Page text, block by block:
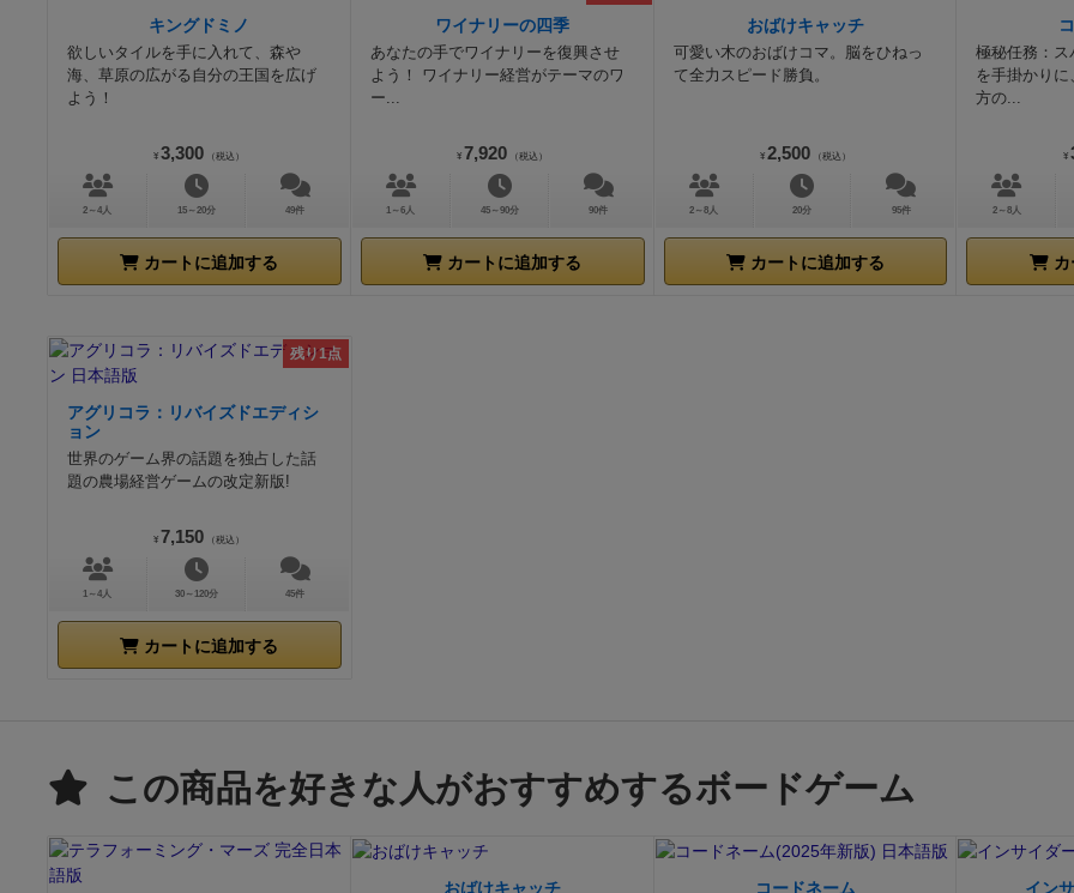
判定は、カードプレイによってお互いに出目を変えたりでき
したり、追い討ちをかけたりできるわけです。
うん、非常に
相手のゲームこそやっぱりこうでなくちゃ。
「じゃあ私ね
「きゃー何で私なの⁈」
私、いま店長1人だけなんだよ！」
「本当だ、オーブン3台
る。ワンオペってすごいな（笑）」「それでもとりあえず金
のよ〜♪えい、…（互いにコロコロ）。」
「う〜ダメか…。
この『オートリーズ』を出して２のサイコロをひっくり返し
「きゃー、嫌だー！このカードで《サイコロ＋２！これで
が勝負事の《熱さ》になるのです。（決して嫌ではない）
ても、それもまた充実感です。この白熱感は、ソロ風味のゲ
なか味わえない醍醐味なのです。（もちろん攻撃の《タイ
キングドミノ
欲しいタイルを手に入れて、森や
海、草原の広がる自分の王国を広げ
よう！
¥ 3,300 （税込）
2～4人 15～20分 49件
カートに追加する
ワイナリーの四季
あなたの手でワイナリーを復興させ
よう！ ワイナリー経営がテーマのワ
ー...
¥ 7,920 （税込）
1～6人 45～90分 90件
カートに追加する
おばけキャッチ
可愛い木のおばけコマ。脳をひねっ
て全力スピード勝負。
¥ 2,500 （税込）
2～8人 20分 95件
カートに追加する
極秘任務：ス
を手掛かり
方の...
¥
2～8人
カ
残り1点
アグリコラ：リバイズドエディシ
ョン
世界のゲーム界の話題を独占した話
題の農場経営ゲームの改定新版!
¥ 7,150 （税込）
1～4人 30～120分 45件
カートに追加する
この商品を好きな人がおすすめするボードゲーム
おばけキャッチ コードネーム イン